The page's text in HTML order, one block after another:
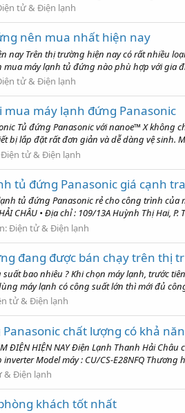
tử & Điện lạnh
nên mua nhất hiện nay
Trên thị trường hiện nay có rất nhiều
máy lạnh tủ đứng nào phù hợp với gia
tử & Điện lạnh
máy lạnh đứng Panasonic
Tủ đứng Panasonic với nanoe™ X
bị lắp đặt rất đơn giản và dễ dàng vệ sinh.
Điện tử & Điện lạnh
tủ đứng Panasonic giá cạnh
tủ đứng Panasonic rẻ cho công trình
CHÂU • Địa chỉ : 109/13A Huỳnh Thị Hai, P.
Điện tử & Điện lạnh
đang được bán chạy trên thị
bao nhiêu ? Khi chọn máy lạnh, trước
máy lạnh có công suất lớn thì mới đủ
tử & Điện lạnh
chất lượng có khả
ĐIỆN HIỆN NAY Điện Lạnh Thanh Hải
Model máy : CU/CS-E28NFQ Thương
& Điện lạnh
khách tốt nhất